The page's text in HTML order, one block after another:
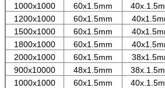
1000x1000 60x1.5mm
1200x1000
60x1.5mm
1500x1000
60x1.5mm
1800x1000
60x1.5mm
2000x1000
60x1.5mm
900x10000
48x1.5mm
1000x1000
60x1.5mm